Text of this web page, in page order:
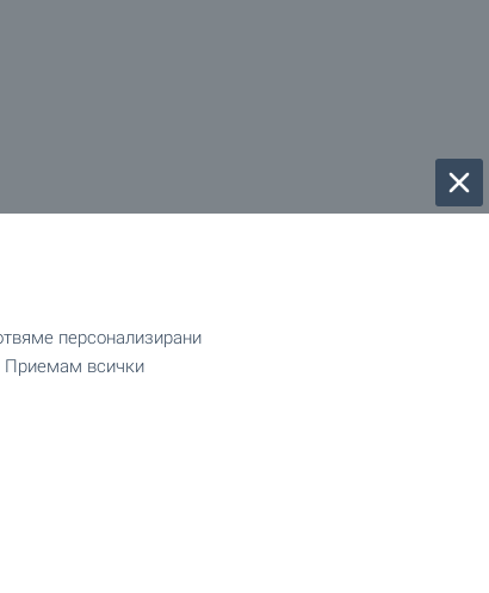
персонализирани
Приемам всички